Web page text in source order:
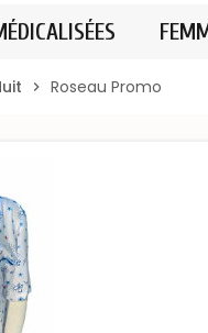
chevron_right Roseau Promo